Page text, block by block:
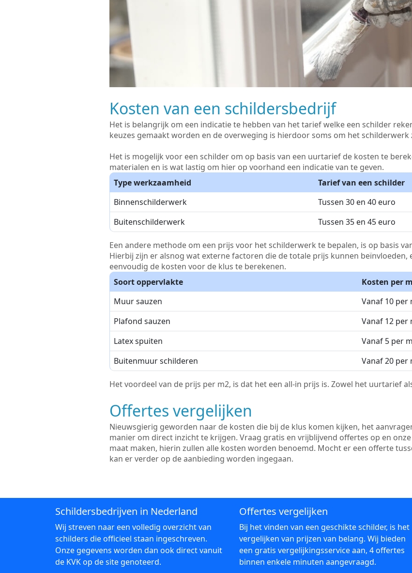
Kosten van een schildersbedrijf
Het is belangrijk om een indicatie te hebben van het tarief welke een schilder
keuzes gemaakt worden en de overweging is hierdoor soms om het schilderwerk
Het is mogelijk voor een schilder om op basis van een uurtarief de kosten te
materialen en is wat lastig om hier op voorhand een indicatie van te geven.
Type werkzaamheid
Tarief van een schilder
Binnenschilderwerk
Tussen 30 en 40 euro
Buitenschilderwerk
Tussen 35 en 45 euro
Een andere methode om een prijs voor het schilderwerk te bepalen, is op basis
Hierbij zijn er alsnog wat externe factoren die de totale prijs kunnen beïnvloeden,
eenvoudig de kosten voor de klus te berekenen.
Soort oppervlakte
Kosten per
Muur sauzen
Vanaf 10 per
Plafond sauzen
Vanaf 12 per
Latex spuiten
Vanaf 5 per
Buitenmuur schilderen
Vanaf 20 per
Het voordeel van de prijs per m2, is dat het een all-in prijs is. Zowel het uurtarief
Offertes vergelijken
Nieuwsgierig geworden naar de kosten die bij de klus komen kijken, het
manier om direct inzicht te krijgen. Vraag gratis en vrijblijvend offertes op en
maat maken, hierin zullen alle kosten worden benoemd. Mocht er een offerte
kan er verder op de aanbieding worden ingegaan.
Schildersbedrijven in Nederland
Wij streven naar een volledig overzicht van
schilders die officieel staan ingeschreven.
Onze gegevens worden dan ook direct vanuit
de KVK op de site genoteerd.
Offertes vergelijken
Bij het vinden van een geschikte schilder, is het
vergelijken van prijzen van belang. Wij bieden
een gratis vergelijkingsservice aan, 4 offertes
binnen enkele minuten aangevraagd.